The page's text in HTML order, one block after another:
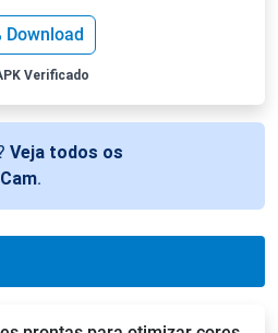
Download
Verificado
Veja todos os
.